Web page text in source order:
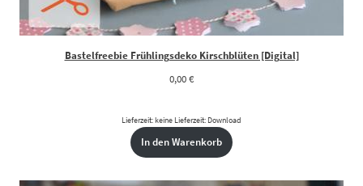
Bastelfreebie Frühlingsdeko Kirschblüten [Digital]
0,00€
Lieferzeit: keine Lieferzeit: Download
In den Warenkorb